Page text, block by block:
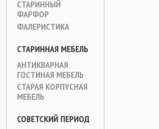
СТАРИННЫЙ
ФАРФОР
ФАЛЕРИСТИКА
СТАРИННАЯ МЕБЕЛЬ
АНТИКВАРНАЯ
ГОСТИНАЯ МЕБЕЛЬ
СТАРАЯ КОРПУСНАЯ
МЕБЕЛЬ
СОВЕТСКИЙ ПЕРИОД